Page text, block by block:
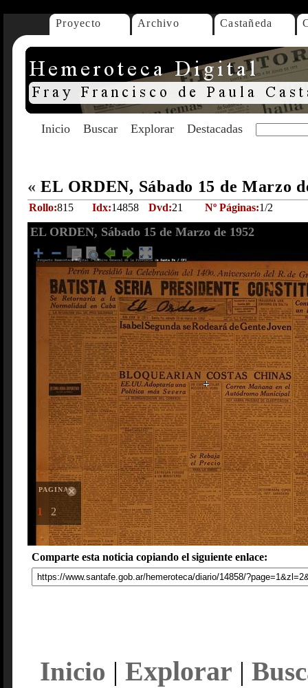
Proyecto Archivo Castañeda
Inicio Buscar Explorar Destacadas
« EL ORDEN, Sábado 15 de Marzo
Rollo:815 Idx:14858 Dvd:21 Nº Páginas:1/2
EL ORDEN, Sábado 15 de Marzo de 1952
PAGINAS
1 2
Comparte esta noticia copiando el siguiente enlace:
Inicio | Explorar |